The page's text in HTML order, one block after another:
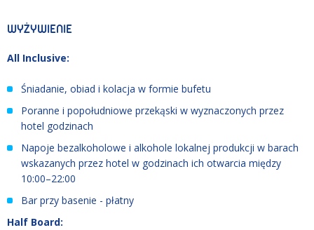
WYŻYWIENIE
All Inclusive:
Śniadanie, obiad i kolacja w formie bufetu
Poranne i popołudniowe przekąski w wyznaczonych przez
hotel godzinach
Napoje bezalkoholowe i alkohole lokalnej produkcji w barach
wskazanych przez hotel w godzinach ich otwarcia między
10:00–22:00
Bar przy basenie - płatny
Half Board: